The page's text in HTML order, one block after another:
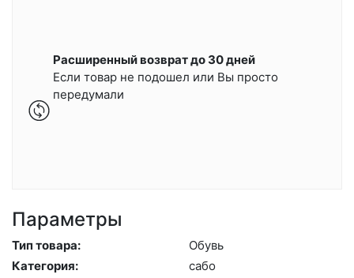
Расширенный возврат до 30 дней
Если товар не подошел или Вы просто
передумали
Параметры
Тип товара:
Обувь
Категория:
са­бо